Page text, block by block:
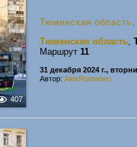
407
Тюменская область
Тюменская область,
Маршрут 11
31 декабря 2024 г.,
Автор: AlexRomanen